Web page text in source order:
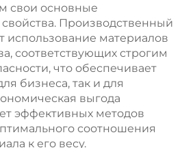
свои основные
Производственный
использование материалов
соответствующих строгим
что обеспечивает
бизнеса, так и для
выгода
эффективных методов
соотношения
к его весу.